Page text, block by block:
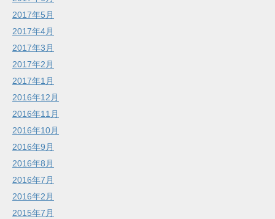
2017年5月
2017年4月
2017年3月
2017年2月
2017年1月
2016年12月
2016年11月
2016年10月
2016年9月
2016年8月
2016年7月
2016年2月
2015年7月